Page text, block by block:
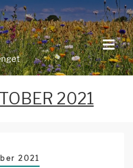
2021
2021